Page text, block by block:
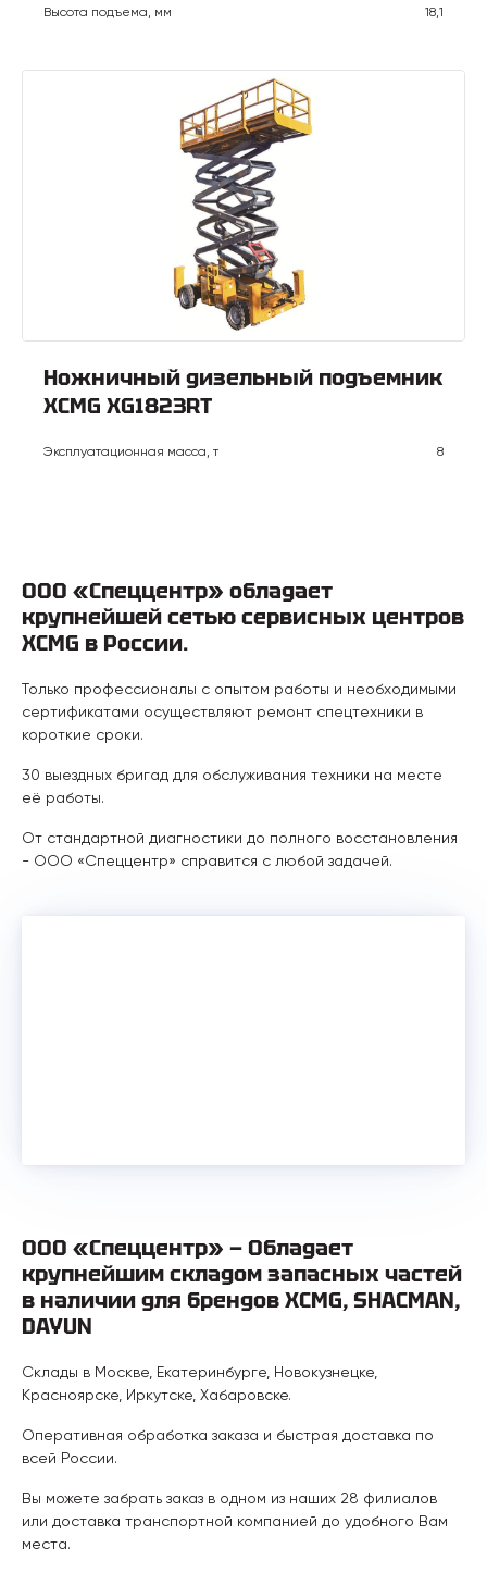
Высота подъема, мм 18,1
Ножничный дизельный подъемник
XCMG XG1823RT
Эксплуатационная масса, т 8
ООО «Спеццентр» обладает
крупнейшей сетью сервисных центров
XCMG в России.
Только профессионалы с опытом работы и необходимыми
сертификатами осуществляют ремонт спецтехники в
короткие сроки.
30 выездных бригад для обслуживания техники на месте
её работы.
От стандартной диагностики до полного восстановления
- ООО «Спеццентр» справится с любой задачей.
ООО «Спеццентр» — Обладает
крупнейшим складом запасных частей
в наличии для брендов XCMG, SHACMAN,
DAYUN
Склады в Москве, Екатеринбурге, Новокузнецке,
Красноярске, Иркутске, Хабаровске.
Оперативная обработка заказа и быстрая доставка по
всей России.
Вы можете забрать заказ в одном из наших 28 филиалов
или доставка транспортной компанией до удобного Вам
места.